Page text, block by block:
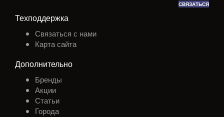
СВЯЗАТЬСЯ
Техподдержка
Связаться с нами
Карта сайта
Дополнительно
Бренды
Акции
Статьи
Города